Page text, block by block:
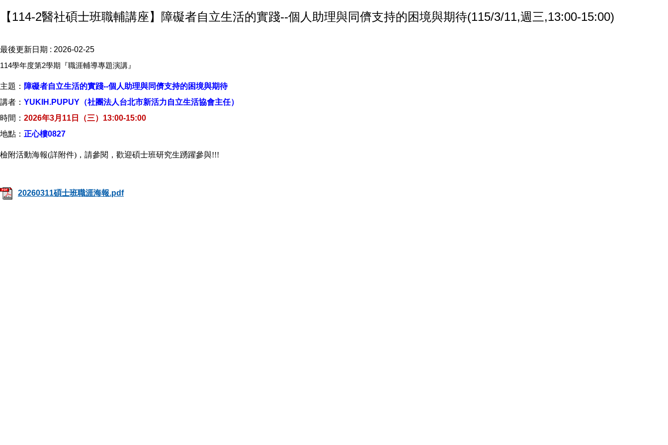
【114-2醫社碩士班職輔講座】障礙者自立生活的實踐--個人助理與同儕支持的困境與期待(115/3/11,週三,13:00-15:00)
最後更新日期 : 2026-02-25
114學年度第2學期『職涯輔導專題演講』
主題： 障礙者自立生活的實踐--個人助理與同儕支持的困境與期待
講者： YUKIH.PUPUY （社團法人台北市新活力自立生活協會主任）
時間： 2026年3月11日（三）13:00-15:00
地點： 正心樓0827
檢附活動海報(詳附件)，請參閱， 歡迎碩士班研究生踴躍參與!!!
20260311碩士班職涯海報.pdf